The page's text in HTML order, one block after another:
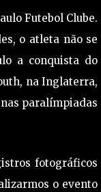
Futebol Clube.
o atleta não se
a conquista do
na Inglaterra,
paralímpiadas
fotográficos
o evento